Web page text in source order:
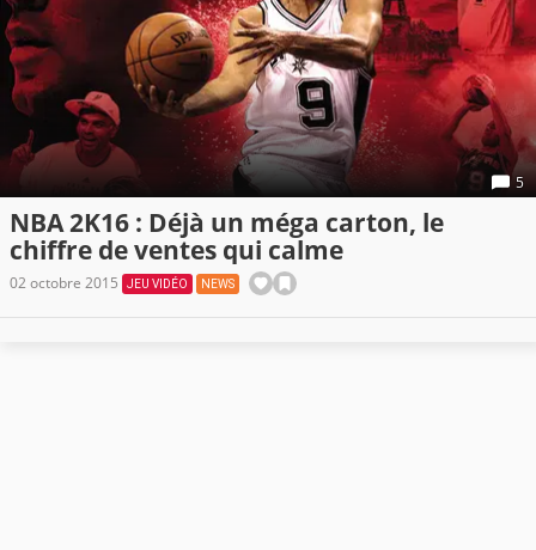
5
NBA 2K16 : Déjà un méga carton, le
chiffre de ventes qui calme
02 octobre 2015 JEU VIDÉO NEWS